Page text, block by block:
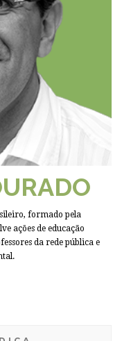
formado pela
ações de educação
da rede pública e